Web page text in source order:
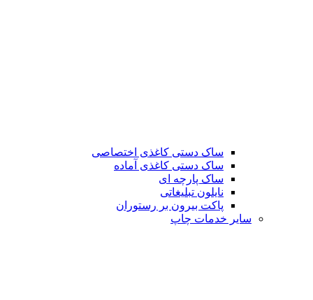
ساک دستی کاغذی اختصاصی
ساک دستی کاغذی آماده
ساک پارچه ای
نایلون تبلیغاتی
پاکت بیرون بر رستوران
سایر خدمات چاپ